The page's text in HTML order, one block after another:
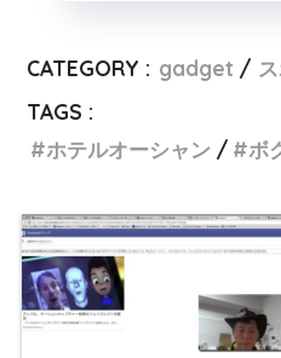
CATEGORY : gadget
TAGS :
ホテルオーシャン
ボ